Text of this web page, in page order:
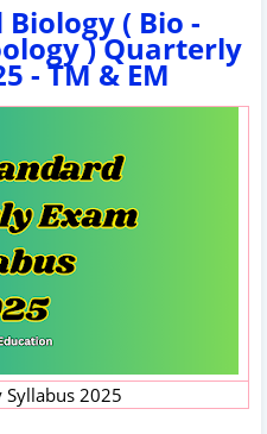
( Bio -
) Quarterly
- TM & EM
2025